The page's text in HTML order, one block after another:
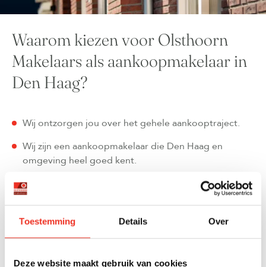
Toestemming Details Over
Deze website maakt gebruik van cookies
Waarom kiezen voor Olsthoorn
Makelaars als aankoopmakelaar in
Den Haag?
Wij ontzorgen jou over het gehele aankooptraject.
Wij zijn een aankoopmakelaar die Den Haag en
omgeving heel goed kent.
Ervaren aankoopmakelaar met antwoord op al je
vragen.
Een zakelijke aanpak: wij zien wat je zelf niet ziet.
hierdoor een betere prijs onderhandelen.